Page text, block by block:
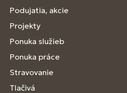
Podujatia, akcie
Projekty
Ponuka služieb
Ponuka práce
Stravovanie
Tlačivá